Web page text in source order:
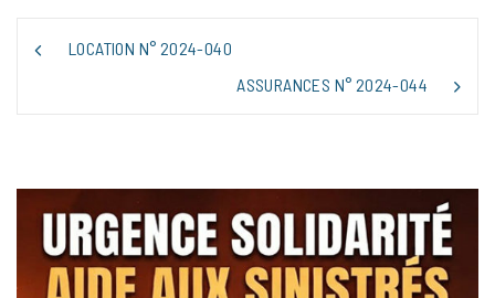
NAVIGATION
DE
LOCATION N° 2024-040
ASSURANCES N° 2024-044